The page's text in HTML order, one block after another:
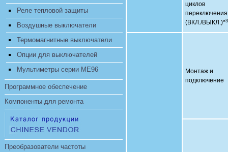
Реле тепловой защиты
Воздушные выключатели
Термомагнитные выключатели
Опции для выключателей
Мультиметры серии ME96
Программное обеспечение
Компоненты для ремонта
Преобразователи частоты
циклов
переключения
(ВКЛ./ВЫКЛ.)*3
Монтаж и
подключение